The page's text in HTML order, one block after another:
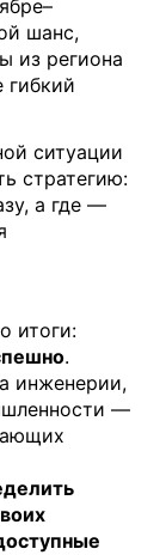
шанс,
из региона
гибкий
ситуации
стратегию:
а где —
итоги:
.
инженерии,
—